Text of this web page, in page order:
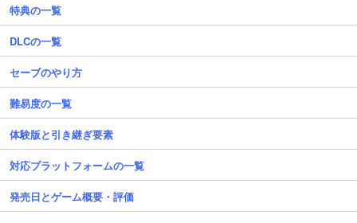
特典の一覧
DLCの一覧
セーブのやり方
難易度の一覧
体験版と引き継ぎ要素
対応プラットフォームの一覧
発売日とゲーム概要・評価